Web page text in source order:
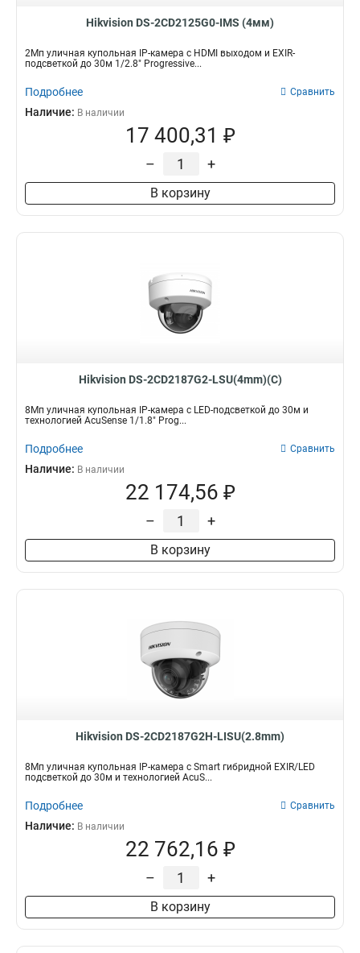
Hikvision DS-2CD2125G0-IMS (4мм)
2Мп уличная купольная IP-камера с HDMI выходом и EXIR-
подсветкой до 30м 1/2.8" Progressive...
Подробнее Сравнить
Наличие: В наличии
17 400,31 ₽
– +
В корзину
Hikvision DS-2CD2187G2-LSU(4mm)(C)
8Мп уличная купольная IP-камера с LED-подсветкой до 30м и
технологией AcuSense 1/1.8" Prog...
Подробнее Сравнить
Наличие: В наличии
22 174,56 ₽
– +
В корзину
Hikvision DS-2CD2187G2H-LISU(2.8mm)
8Мп уличная купольная IP-камера с Smart гибридной EXIR/LED
подсветкой до 30м и технологией AcuS...
Подробнее Сравнить
Наличие: В наличии
22 762,16 ₽
– +
В корзину